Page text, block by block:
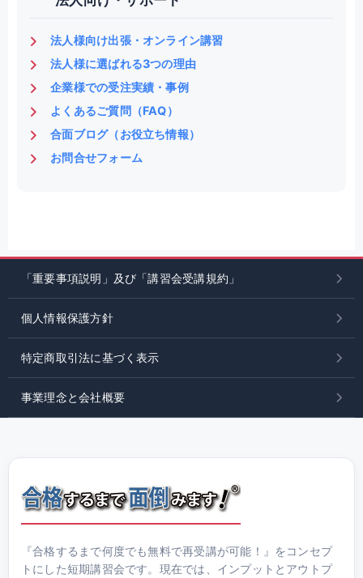
法人様向け出張・オンライン講習
法人様に選ばれる3つの理由
企業様での受注実績・事例
よくあるご質問（FAQ）
合面ブログ（お役立ち情報）
お問合せフォーム
「重要事項説明」及び「講習会受講規約」
個人情報保護方針
特定商取引法に基づく表示
事業理念と会社概要
『合格するまで何度でも無料で再受講が可能！』をコンセプ
トにした短期講習会です。現在では、インプットとアウトプ